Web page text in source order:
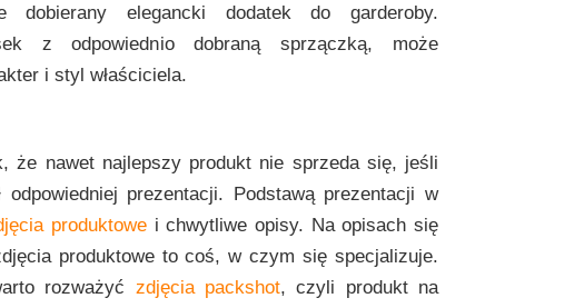
dobierany elegancki dodatek do garderoby.
z odpowiednio dobraną sprzączką, może
i styl właściciela.
że nawet najlepszy produkt nie sprzeda się, jeśli
odpowiedniej prezentacji. Podstawą prezentacji w
produktowe i chwytliwe opisy. Na opisach się
produktowe to coś, w czym się specjalizuje.
rozważyć zdjęcia packshot, czyli produkt na